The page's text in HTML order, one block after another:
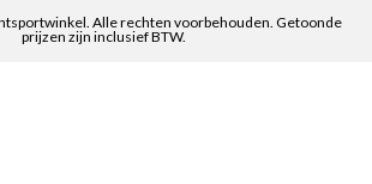
Alle rechten voorbehouden. Getoonde
prijzen zijn inclusief BTW.